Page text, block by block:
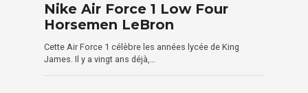
Nike Air Force 1 Low Four
Horsemen LeBron
Cette Air Force 1 célèbre les années lycée de King
James. Il y a vingt ans déjà,…